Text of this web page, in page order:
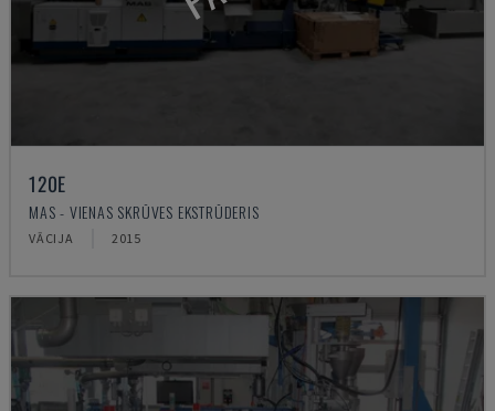
120E
MAS - VIENAS SKRŪVES EKSTRŪDERIS
VĀCIJA 2015